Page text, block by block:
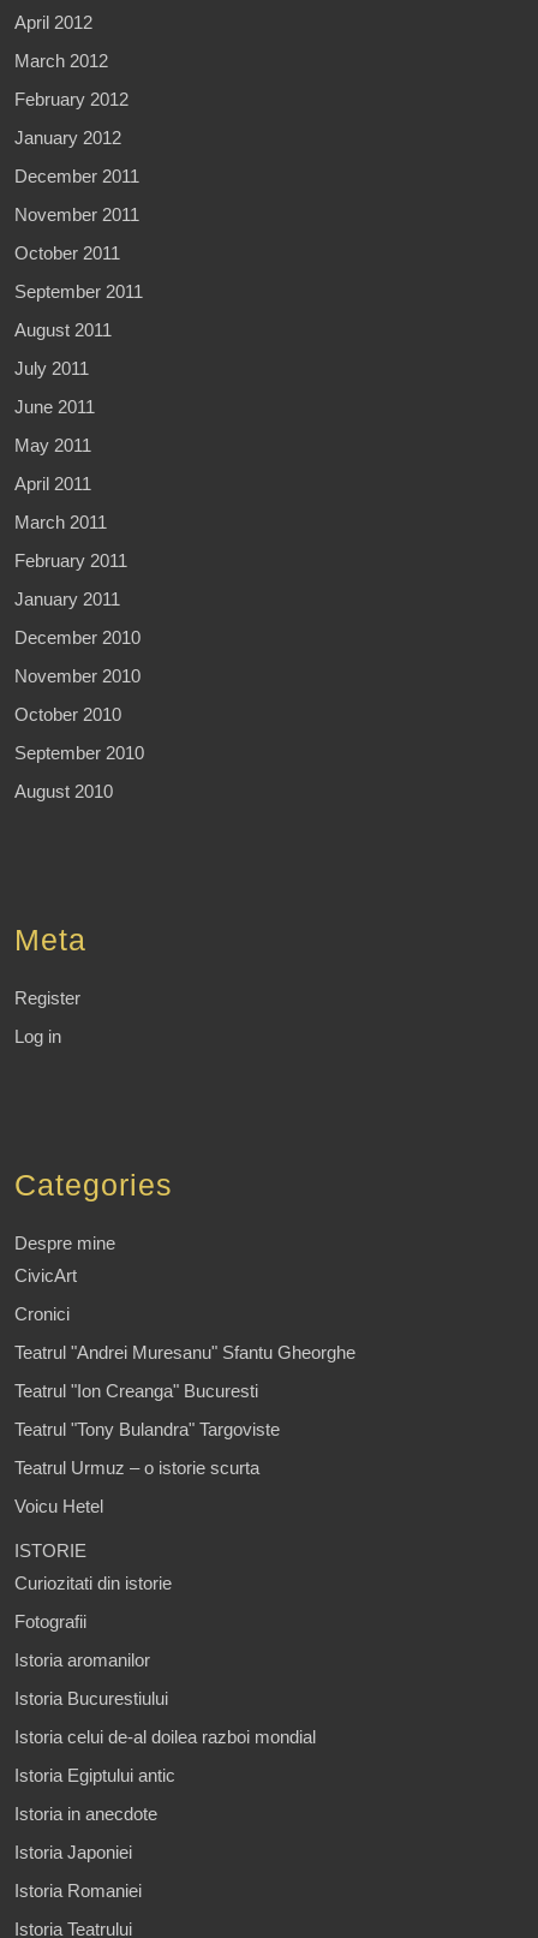
April 2012
March 2012
February 2012
January 2012
December 2011
November 2011
October 2011
September 2011
August 2011
July 2011
June 2011
May 2011
April 2011
March 2011
February 2011
January 2011
December 2010
November 2010
October 2010
September 2010
August 2010
Meta
Register
Log in
Categories
Despre mine
CivicArt
Cronici
Teatrul "Andrei Muresanu" Sfantu Gheorghe
Teatrul "Ion Creanga" Bucuresti
Teatrul "Tony Bulandra" Targoviste
Teatrul Urmuz – o istorie scurta
Voicu Hetel
ISTORIE
Curiozitati din istorie
Fotografii
Istoria aromanilor
Istoria Bucurestiului
Istoria celui de-al doilea razboi mondial
Istoria Egiptului antic
Istoria in anecdote
Istoria Japoniei
Istoria Romaniei
Istoria Teatrului